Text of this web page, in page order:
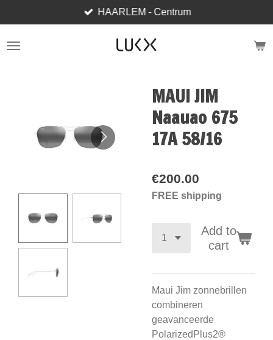
to
main
HAARLEM - Centrum
MAUI JIM
Naauao 675
17A 58/16
€200.00
FREE shipping
Add to
cart
Maui Jim zonnebrillen
combineren
geavanceerde
PolarizedPlus2®